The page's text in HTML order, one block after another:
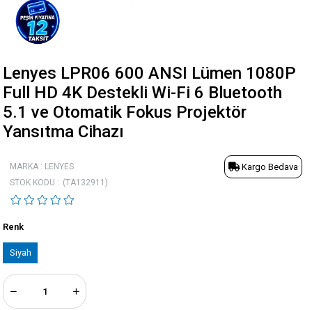
Lenyes LPR06 600 ANSI Lümen 1080P
Full HD 4K Destekli Wi-Fi 6 Bluetooth
5.1 ve Otomatik Fokus Projektör
Yansıtma Cihazı
MARKA : LENYES
STOK KODU
(TA132911)
Kargo Bedava
Renk
Siyah